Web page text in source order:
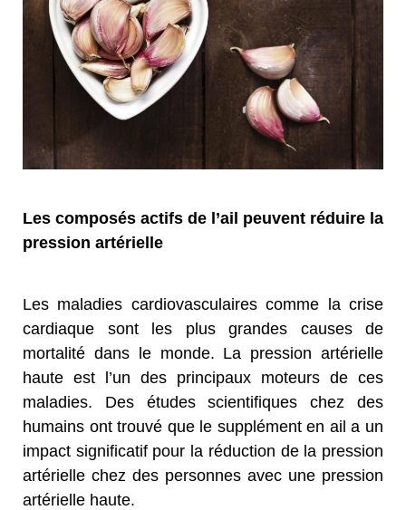
Les composés actifs de l’ail peuvent réduire la
pression artérielle
Les maladies cardiovasculaires comme la crise
cardiaque sont les plus grandes causes de
mortalité dans le monde. La pression artérielle
haute est l’un des principaux moteurs de ces
maladies. Des études scientifiques chez des
humains ont trouvé que le supplément en ail a un
impact significatif pour la réduction de la pression
artérielle chez des personnes avec une pression
artérielle haute.